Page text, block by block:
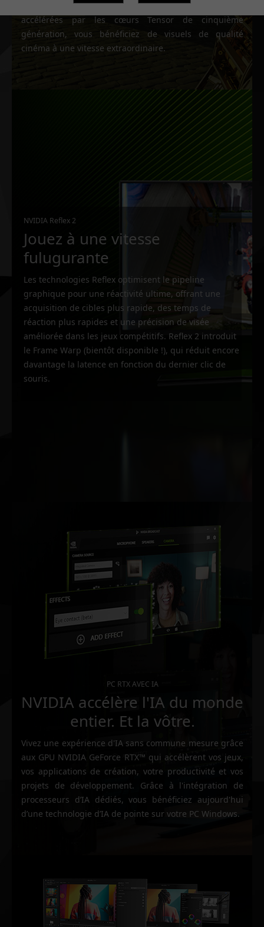
qu'à des technologies novatrices de rendu neuronal
accélérées par les cœurs Tensor de cinquième
génération, vous bénéficiez de visuels de qualité
cinéma à une vitesse extraordinaire.
NVIDIA Reflex 2
Jouez à une vitesse
fulugurante
Les technologies Reflex optimisent le pipeline
graphique pour une réactivité ultime, offrant une
acquisition de cibles plus rapide, des temps de
réaction plus rapides et une précision de visée
améliorée dans les jeux compétitifs. Reflex 2 introduit
le Frame Warp (bientôt disponible !), qui réduit encore
davantage la latence en fonction du dernier clic de
souris.
PC RTX AVEC IA
NVIDIA accélère l'IA du monde
entier. Et la vôtre.
Vivez une expérience d'IA sans commune mesure grâce
aux GPU NVIDIA GeForce RTX™ qui accélèrent vos jeux,
vos applications de création, votre productivité et vos
projets de développement. Grâce à l'intégration de
processeurs d’IA dédiés, vous bénéficiez aujourd'hui
d’une technologie d’IA de pointe sur votre PC Windows.